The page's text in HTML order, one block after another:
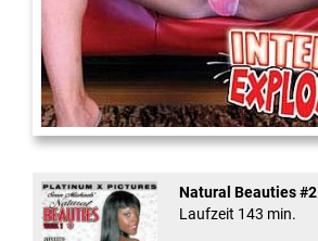
Internal Explosionen
Natural Beauties #2
Laufzeit 143 min.